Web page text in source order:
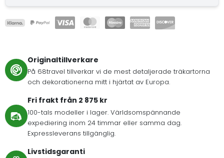
Originaltillverkare
På 68travel tillverkar vi de mest detaljerade träkartorna
och dekorationerna mitt i hjärtat av Europa.
Fri frakt från 2 875 kr
100-tals modeller i lager. Världsomspännande
expediering inom 24 timmar eller samma dag.
Expressleverans tillgänglig.
Livstidsgaranti